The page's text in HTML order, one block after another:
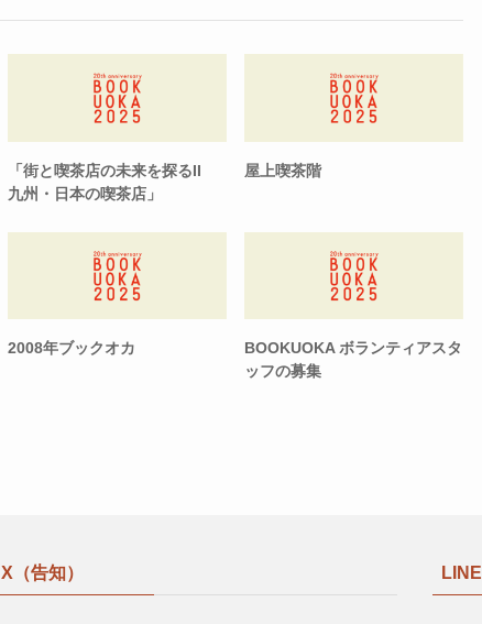
「街と喫茶店の未来を探るII
九州・日本の喫茶店」
屋上喫茶階
2008年ブックオカ
BOOKUOKA ボランティアスタ
ッフの募集
X（告知） LINE